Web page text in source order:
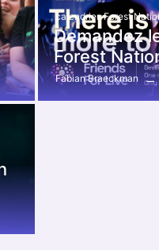
calendrier, Forest
Demandez
Forest
Fabian Braeckman